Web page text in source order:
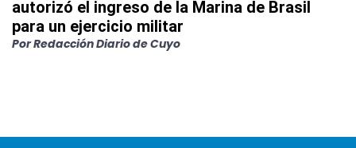
autorizó el ingreso de la Marina de Brasil
para un ejercicio militar
PorRedacción Diario de Cuyo